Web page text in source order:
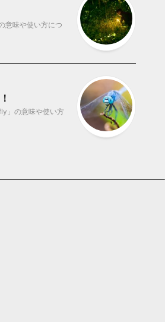
味や使い方につ
の意味や使い方